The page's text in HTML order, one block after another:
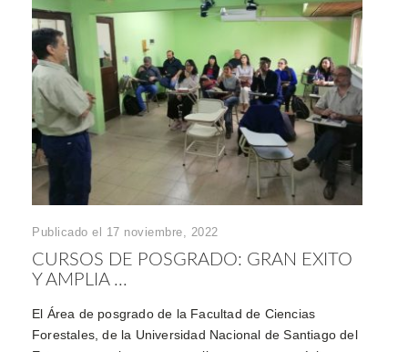
Publicado el 17 noviembre, 2022
CURSOS DE POSGRADO: GRAN EXITO
Y AMPLIA ...
El Área de posgrado de la Facultad de Ciencias
Forestales, de la Universidad Nacional de Santiago del